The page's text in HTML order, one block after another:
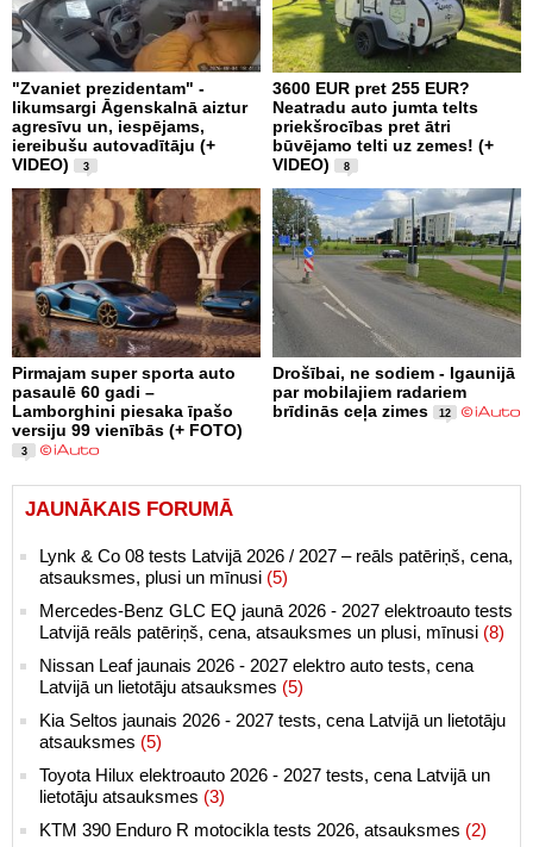
"Zvaniet prezidentam" -
likumsargi Āgenskalnā aiztur
agresīvu un, iespējams,
iereibušu autovadītāju (+
VIDEO)
3
3600 EUR pret 255 EUR?
Neatradu auto jumta telts
priekšrocības pret ātri
būvējamo telti uz zemes! (+
VIDEO)
8
Pirmajam super sporta auto
pasaulē 60 gadi –
Lamborghini piesaka īpašo
versiju 99 vienībās (+ FOTO)
3
Drošībai, ne sodiem - Igaunijā
par mobilajiem radariem
brīdinās ceļa zimes
12
JAUNĀKAIS FORUMĀ
Lynk & Co 08 tests Latvijā 2026 / 2027 – reāls patēriņš, cena,
atsauksmes, plusi un mīnusi (5)
Mercedes-Benz GLC EQ jaunā 2026 - 2027 elektroauto tests
Latvijā reāls patēriņš, cena, atsauksmes un plusi, mīnusi (8)
Nissan Leaf jaunais 2026 - 2027 elektro auto tests, cena
Latvijā un lietotāju atsauksmes (5)
Kia Seltos jaunais 2026 - 2027 tests, cena Latvijā un lietotāju
atsauksmes (5)
Toyota Hilux elektroauto 2026 - 2027 tests, cena Latvijā un
lietotāju atsauksmes (3)
KTM 390 Enduro R motocikla tests 2026, atsauksmes (2)